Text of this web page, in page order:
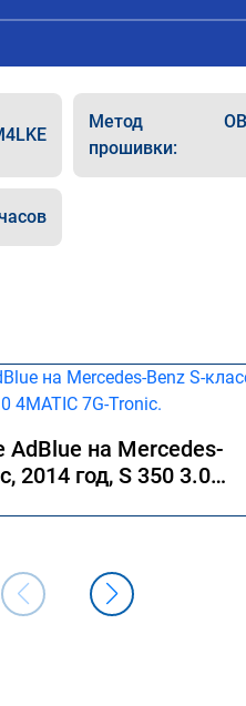
Метод
прошивки:
на Mercedes-
2014 год, S 350 3.0